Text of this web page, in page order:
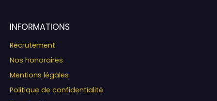
INFORMATIONS
Recrutement
Nos honoraires
Mentions légales
Politique de confidentialité